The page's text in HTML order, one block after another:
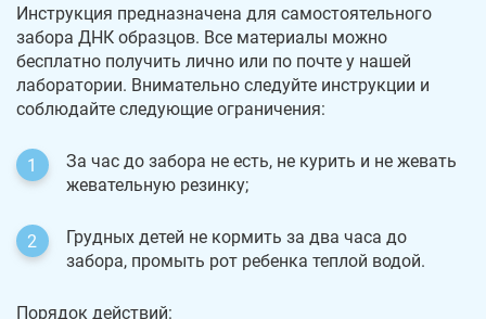
Инструкция предназначена для самостоятельного
забора ДНК образцов. Все материалы можно
бесплатно получить лично или по почте у нашей
лаборатории. Внимательно следуйте инструкции и
соблюдайте следующие ограничения:
За час до забора не есть, не курить и не жевать
жевательную резинку;
Грудных детей не кормить за два часа до
забора, промыть рот ребенка теплой водой.
Порядок действий: